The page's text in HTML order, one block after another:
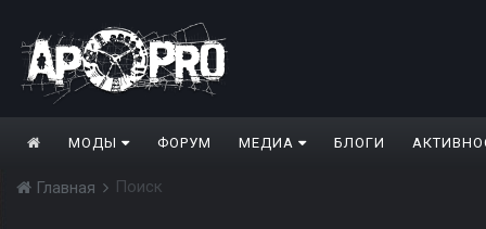
МОДЫ ФОРУМ МЕДИА БЛОГИ
Главная Поиск